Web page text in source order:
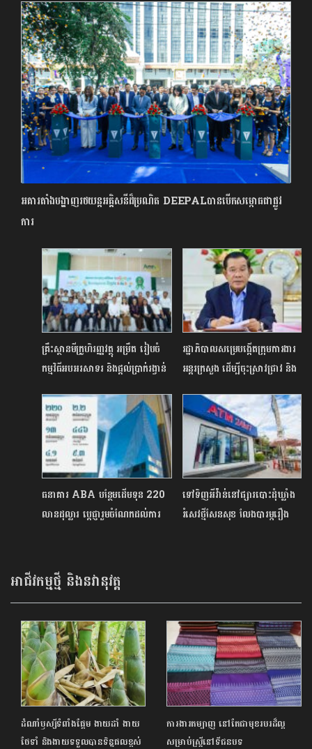
អគារតាំងបង្ហាញរថយន្តអគ្គិសនីដ៏ប្រណិត DEEPALបានបើកសម្ពោធជាផ្លូវ
ការ
គ្រឹះស្ថានមីក្រូហិរញ្ញវត្ថុ អម្រឹត រៀបចំ
កម្មវិធីអបអរសាទរ និងផ្តល់ប្រាក់រង្វាន់
បានប្រើប្រាស់ “គណនីក្មេងឆ្លាត” ​
រដ្ឋាភិបាលសម្រេបង្កើតក្រុមការងារ
អន្តរក្រសួង ដើម្បីចុះស្រាវជ្រាវ និង
ធនាគារ ABA បន្ថែមដើមទុន 220
លានដុល្លារ ប្ដេជ្ញារួមចំណែកដល់ការ
ទៅទិញអីវ៉ាន់នៅផ្សារបោះដុំឃ្លាំង
រំសេវថ្មីសែនសុខ លែងបារម្ភរឿង
អាជីវកម្មថ្មី និងនវានុវត្ត
ដំណាំឫស្សីទំពាំងផ្អែម ងាយដាំ ងាយ
ថែទាំ និងងាយទទួលបានទិន្នផលខ្ពស់
ការងារតម្បាញ នៅតែជាមុខរបរដ៏ល្អ
សម្រាប់ស្ត្រីនៅទីជនបទ